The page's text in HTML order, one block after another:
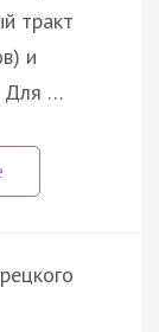
тракт
и
Для …